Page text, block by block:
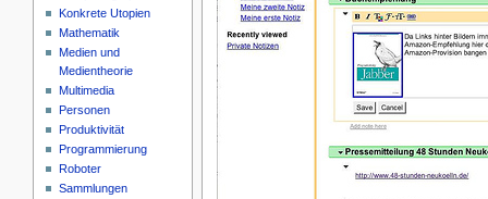
Konkrete Utopien
Mathematik
Medien und
Medientheorie
Multimedia
Personen
Produktivität
Programmierung
Roboter
Sammlungen